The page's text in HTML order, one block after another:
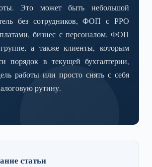
Это может быть небольшой
без сотрудников, ФОП с РРО
бизнес с персоналом, ФОП
а также клиенты, которым
порядок в текущей бухгалтерии,
работы или просто снять с себя
рутину.
статьи